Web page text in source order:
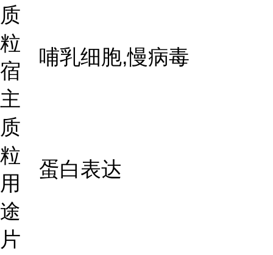
质
粒
宿
主
哺乳细胞,慢病毒
质
粒
用
途
蛋白表达
片